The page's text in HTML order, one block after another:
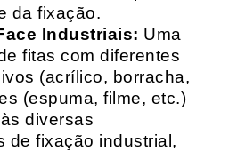
da fixação.
Industriais: Uma
fitas com diferentes
(acrílico, borracha,
(espuma, filme, etc.)
diversas
de fixação industrial,